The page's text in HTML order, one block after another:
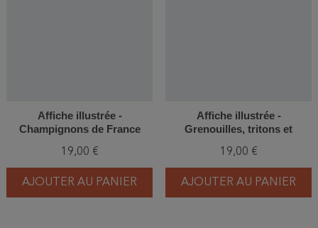
Affiche illustrée -
Champignons de France
19,00 €
AJOUTER AU PANIER
Affiche illustrée -
Grenouilles, tritons et
19,00 €
AJOUTER AU PANIER